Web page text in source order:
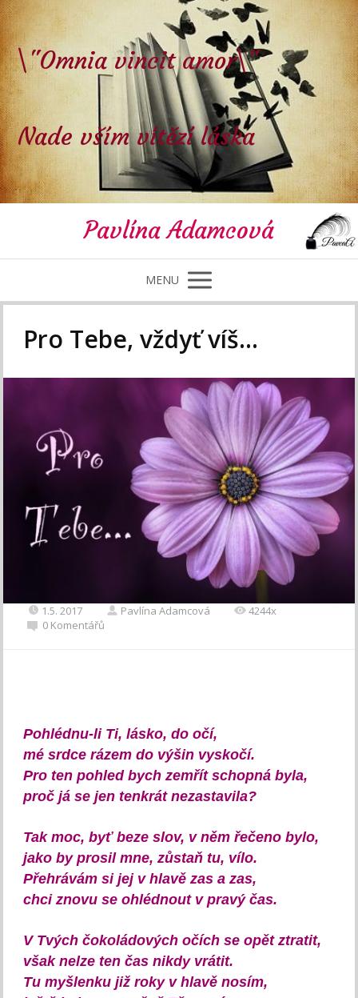
\"Omnia vincit amor\"
Nade vším vítězí láska
Pavlína Adamcová
MENU
Pro Tebe, vždyť víš…
1.5. 2017 Pavlína Adamcová
4244x
0 Komentářů
Pohlédnu-li Ti, lásko, do očí,
mé srdce rázem do výšin vyskočí.
Pro ten pohled bych zemřít schopná byla,
proč já se jen tenkrát nezastavila?
Tak moc, byť beze slov, v něm řečeno bylo,
jako by prosil mne, zůstaň tu, vílo.
Přehrávám si jej v hlavě zas a zas,
chci znovu se ohlédnout v pravý čas.
V Tvých čokoládových očích se opět ztratit,
však nelze ten čas nikdy vrátit.
Tu myšlenku již roky v hlavě nosím,